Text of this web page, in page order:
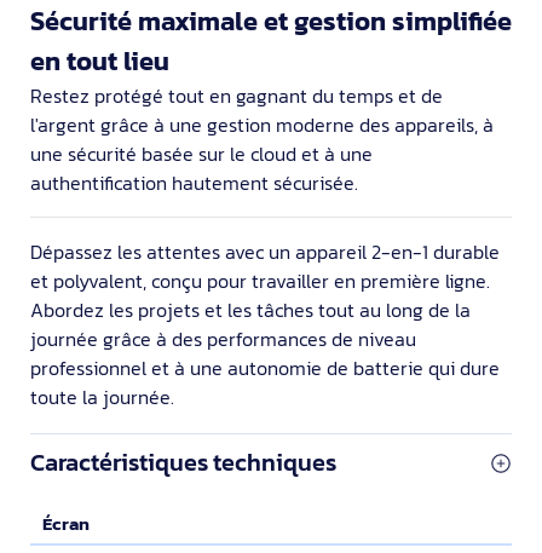
Sécurité maximale et gestion simplifiée
en tout lieu
Restez protégé tout en gagnant du temps et de
l'argent grâce à une gestion moderne des appareils, à
une sécurité basée sur le cloud et à une
authentification hautement sécurisée.
Dépassez les attentes avec un appareil 2-en-1 durable
et polyvalent, conçu pour travailler en première ligne.
Abordez les projets et les tâches tout au long de la
journée grâce à des performances de niveau
professionnel et à une autonomie de batterie qui dure
toute la journée.
Caractéristiques techniques
Écran